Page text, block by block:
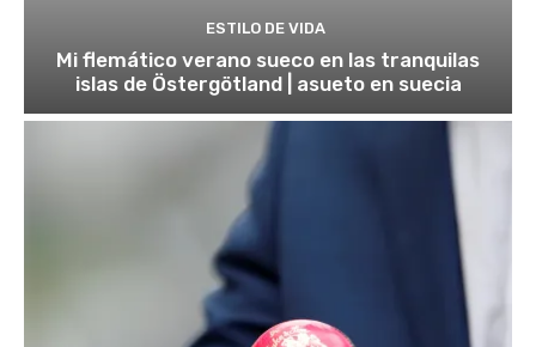
ESTILO DE VIDA
Mi flemático verano sueco en las tranquilas
islas de Östergötland | asueto en suecia